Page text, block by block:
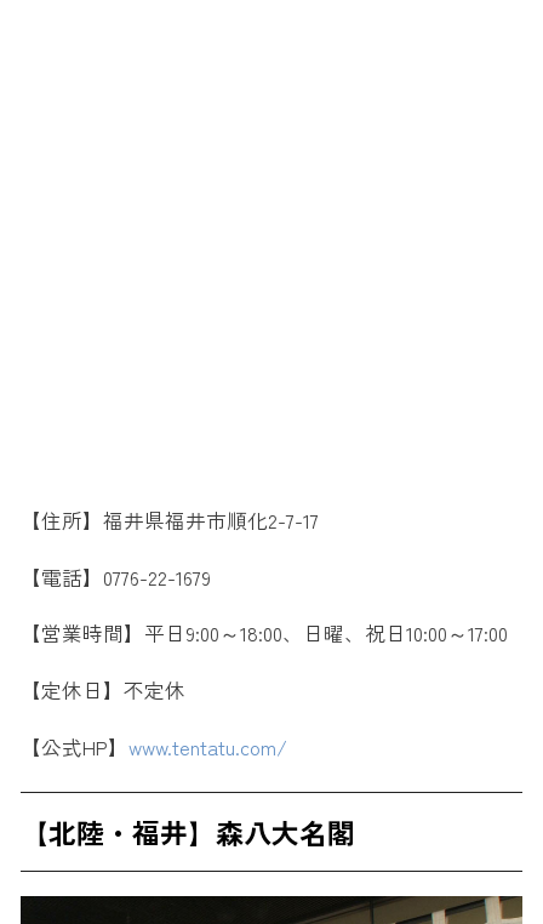
【住所】福井県福井市順化2-7-17
【電話】0776-22-1679
【営業時間】平日9:00～18:00、日曜、祝日10:00～17:00
【定休日】不定休
【公式HP】 www.tentatu.com/
【北陸・福井】森八大名閣